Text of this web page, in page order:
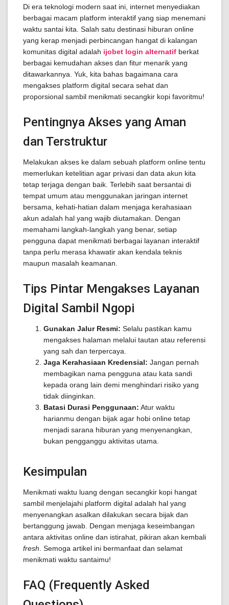
Di era teknologi modern saat ini, internet menyediakan
berbagai macam platform interaktif yang siap menemani
waktu santai kita. Salah satu destinasi hiburan online
yang kerap menjadi perbincangan hangat di kalangan
komunitas digital adalah ijobet login alternatif berkat
berbagai kemudahan akses dan fitur menarik yang
ditawarkannya. Yuk, kita bahas bagaimana cara
mengakses platform digital secara sehat dan
proporsional sambil menikmati secangkir kopi favoritmu!
Pentingnya Akses yang Aman
dan Terstruktur
Melakukan akses ke dalam sebuah platform online tentu
memerlukan ketelitian agar privasi dan data akun kita
tetap terjaga dengan baik. Terlebih saat bersantai di
tempat umum atau menggunakan jaringan internet
bersama, kehati-hatian dalam menjaga kerahasiaan
akun adalah hal yang wajib diutamakan. Dengan
memahami langkah-langkah yang benar, setiap
pengguna dapat menikmati berbagai layanan interaktif
tanpa perlu merasa khawatir akan kendala teknis
maupun masalah keamanan.
Tips Pintar Mengakses Layanan
Digital Sambil Ngopi
Gunakan Jalur Resmi: Selalu pastikan kamu
mengakses halaman melalui tautan atau referensi
yang sah dan terpercaya.
Jaga Kerahasiaan Kredensial: Jangan pernah
membagikan nama pengguna atau kata sandi
kepada orang lain demi menghindari risiko yang
tidak diinginkan.
Batasi Durasi Penggunaan: Atur waktu
harianmu dengan bijak agar hobi online tetap
menjadi sarana hiburan yang menyenangkan,
bukan pengganggu aktivitas utama.
Kesimpulan
Menikmati waktu luang dengan secangkir kopi hangat
sambil menjelajahi platform digital adalah hal yang
menyenangkan asalkan dilakukan secara bijak dan
bertanggung jawab. Dengan menjaga keseimbangan
antara aktivitas online dan istirahat, pikiran akan kembali
fresh . Semoga artikel ini bermanfaat dan selamat
menikmati waktu santaimu!
FAQ (Frequently Asked